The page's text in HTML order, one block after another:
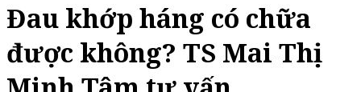
Đau khớp háng có chữa
được không? TS Mai Thị